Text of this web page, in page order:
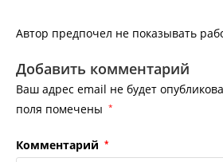
Автор предпочел не показывать
Добавить комментарий
Ваш адрес email не будет
поля помечены *
Комментарий *